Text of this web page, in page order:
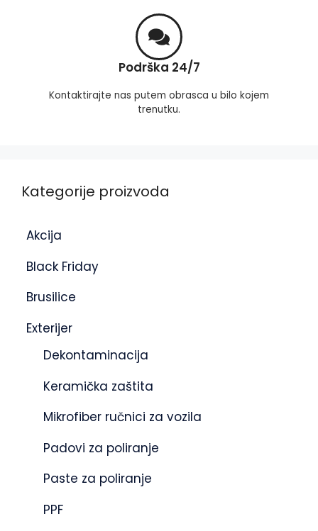
Podrška 24/7
Kontaktirajte nas putem obrasca u bilo kojem
trenutku.
Kategorije proizvoda
Akcija
Black Friday
Brusilice
Exterijer
Dekontaminacija
Keramička zaštita
Mikrofiber ručnici za vozila
Padovi za poliranje
Paste za poliranje
PPF